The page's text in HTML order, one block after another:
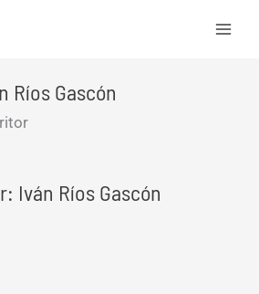
Ríos Gascón
Iván Ríos Gascón